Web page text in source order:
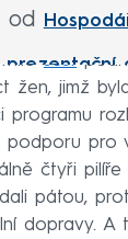
od
prezentační
vlády ČR
s
partnery a
šest
žen, jimž
programu
pro
čtyři
pátou,
dopravy.